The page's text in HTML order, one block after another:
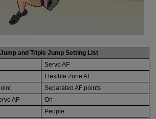
Jump and Triple Jump Setting List
Servo AF
Flexible Zone AF
Separated AF points
AF
On
People